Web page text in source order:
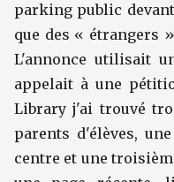
parking public
que des « étrangers
L'annonce utilisait
appelait à une
Library j'ai trouvé
parents d'élèves,
centre et une